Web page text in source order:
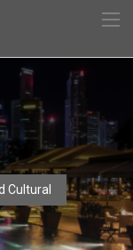
Cultural